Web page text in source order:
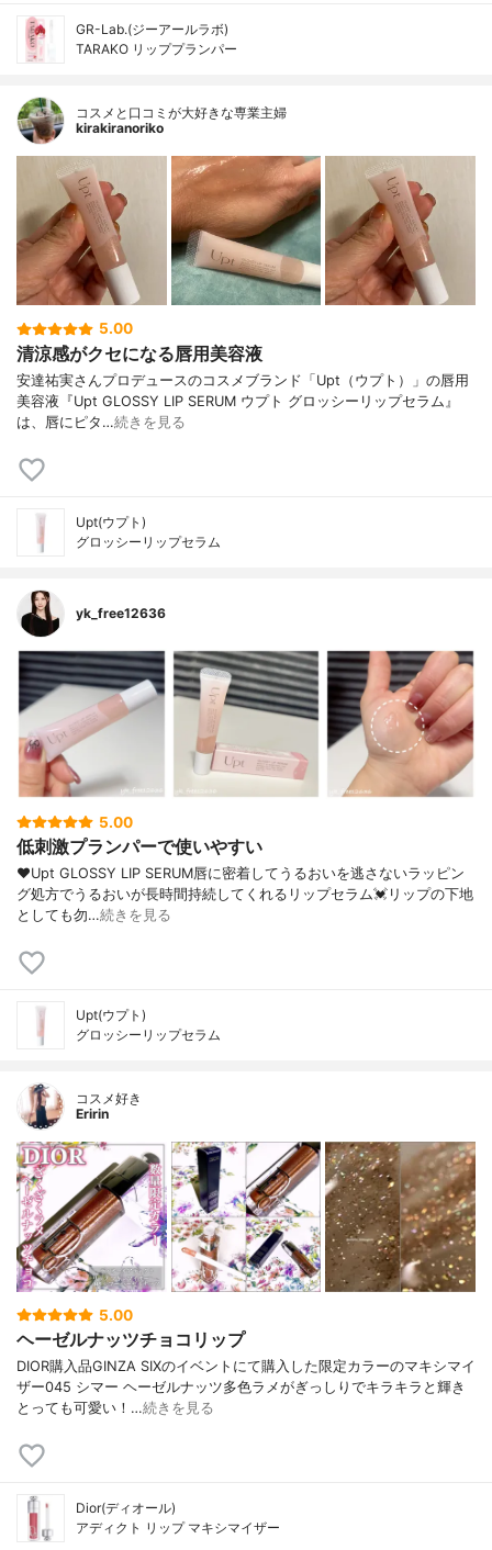
GR-Lab.(ジーアールラボ)
TARAKO リッププランパー
コスメと口コミが大好きな専業主婦
kirakiranoriko
5.00
清涼感がクセになる唇用美容液
安達祐実さんプロデュースのコスメブランド「Upt（ウプト）」の唇用
美容液『Upt GLOSSY LIP SERUM ウプト グロッシーリップセラム』
は、唇にピタ…続きを見る
Upt(ウプト)
グロッシーリップセラム
yk_free12636
5.00
低刺激プランパーで使いやすい
❤︎⁡Upt GLOSSY LIP SERUM唇に密着してうるおいを逃さないラッピン
グ処方でうるおいが長時間持続してくれるリップセラム💓⁡リップの下地
としても勿…続きを見る
Upt(ウプト)
グロッシーリップセラム
コスメ好き
Eririn
5.00
ヘーゼルナッツチョコリップ
DIOR購入品GINZA SIXのイベントにて購入した限定カラーのマキシマイ
ザー045 シマー ヘーゼルナッツ多色ラメがぎっしりでキラキラと輝き
とっても可愛い！…続きを見る
Dior(ディオール)
アディクト リップ マキシマイザー